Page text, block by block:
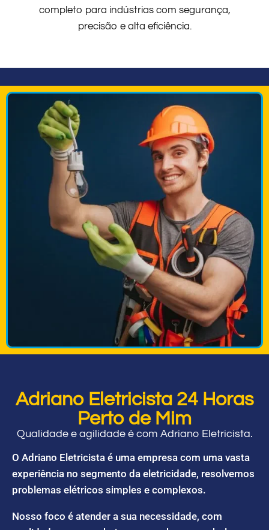
completo para indústrias com segurança,
precisão e alta eficiência.
Adriano Eletricista 24 Horas
Perto de Mim
Qualidade e agilidade é com Adriano Eletricista.
O Adriano Eletricista é uma empresa com uma vasta
experiência no segmento da eletricidade, resolvemos
problemas elétricos simples e complexos.
Nosso foco é atender a sua necessidade, com